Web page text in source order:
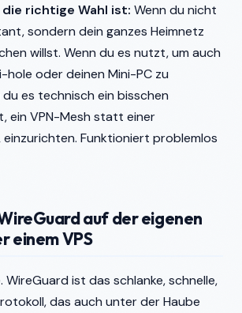
die richtige Wahl ist: Wenn du nicht
sondern dein ganzes Heimnetz
willst. Wenn du es nutzt, um auch
hole oder deinen Mini-PC zu
du es technisch ein bisschen
ein VPN-Mesh statt einer
einzurichten. Funktioniert problemlos
auf der eigenen
einem VPS
WireGuard ist das schlanke, schnelle,
das auch unter der Haube